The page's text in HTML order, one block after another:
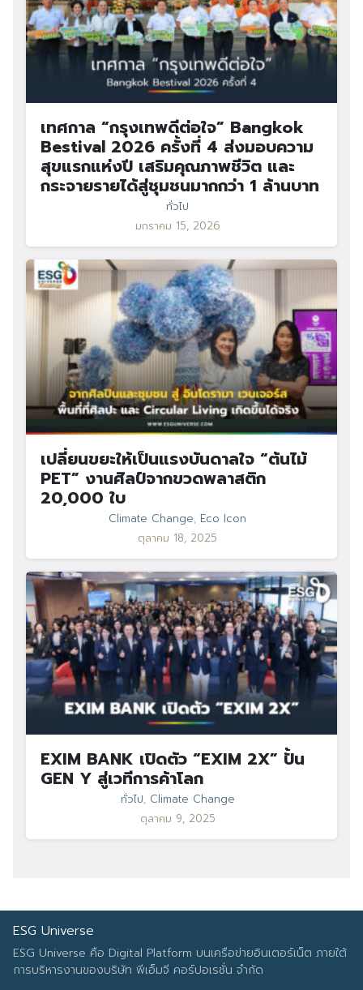
เทศกาล “กรุงเทพดีต่อใจ” Bangkok
Bestival 2026 ครั้งที่ 4 ส่งมอบความ
สุขแรกแห่งปี เสริมคุณภาพชีวิต และ
กระจายรายได้สู่ชุมชนมากกว่า 1 ล้านบาท
ทั่วไป
มกราคม 15, 2026
เปลี่ยนขยะให้เป็นแรงบันดาลใจ “ต้นไม้
PET” งานศิลป์จากขวดพลาสติก
20,000 ใบ
Climate Change, Eco Icon
ตุลาคม 18, 2025
EXIM BANK เปิดตัว “EXIM 2X” ปั้น
GEN Y สู่เวทีการค้าโลก
ทั่วไป, Climate Change
ตุลาคม 9, 2025
ESG Universe
ESG Universe คือ Digital Platform บนเครือข่ายอินเตอร์เน็ต ภายใต้
การบริหารงานของบริษัท พีเอ็มจี คอร์ปอเรชั่น จำกัด